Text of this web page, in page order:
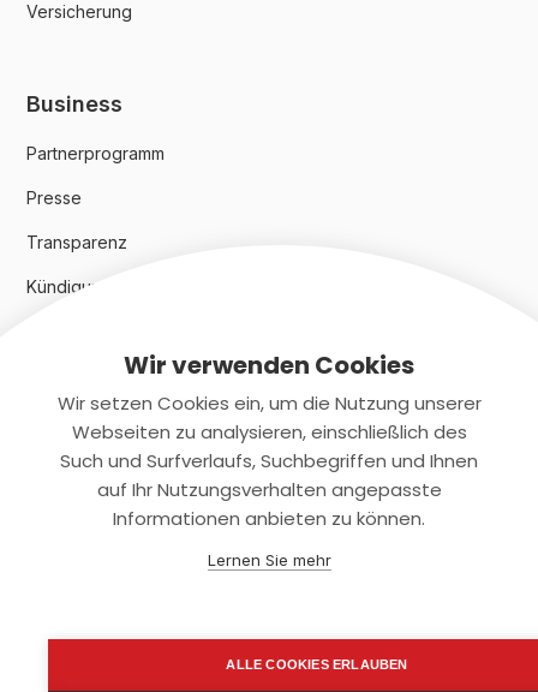
Versicherung
Business
Partnerprogramm
Presse
Transparenz
Kündigungsindex 2024
Rechtliches
Datenschutz
Wir verwenden Cookies
Wir setzen Cookies ein, um die Nutzung unserer
Webseiten zu analysieren, einschließlich des
Such und Surfverlaufs, Suchbegriffen und Ihnen
auf Ihr Nutzungsverhalten angepasste
Informationen anbieten zu können.
Lernen Sie mehr
ALLE COOKIES ERLAUBEN